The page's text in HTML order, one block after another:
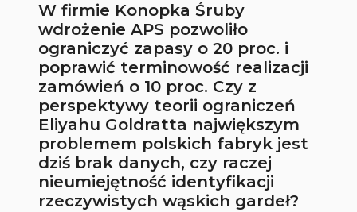
W firmie Konopka Śruby
wdrożenie APS pozwoliło
ograniczyć zapasy o 20 proc. i
poprawić terminowość realizacji
zamówień o 10 proc. Czy z
perspektywy teorii ograniczeń
Eliyahu Goldratta największym
problemem polskich fabryk jest
dziś brak danych, czy raczej
nieumiejętność identyfikacji
rzeczywistych wąskich gardeł?